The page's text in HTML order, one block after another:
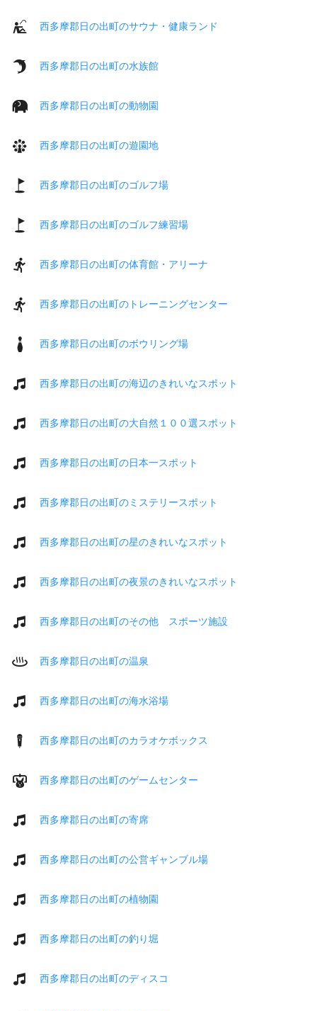
西多摩郡日の出町のサウナ・健康ランド
西多摩郡日の出町の水族館
西多摩郡日の出町の動物園
西多摩郡日の出町の遊園地
西多摩郡日の出町のゴルフ場
西多摩郡日の出町のゴルフ練習場
西多摩郡日の出町の体育館・アリーナ
西多摩郡日の出町のトレーニングセンター
西多摩郡日の出町のボウリング場
西多摩郡日の出町の海辺のきれいなスポット
西多摩郡日の出町の大自然１００選スポット
西多摩郡日の出町の日本一スポット
西多摩郡日の出町のミステリースポット
西多摩郡日の出町の星のきれいなスポット
西多摩郡日の出町の夜景のきれいなスポット
西多摩郡日の出町のその他 スポーツ施設
西多摩郡日の出町の温泉
西多摩郡日の出町の海水浴場
西多摩郡日の出町のカラオケボックス
西多摩郡日の出町のゲームセンター
西多摩郡日の出町の寄席
西多摩郡日の出町の公営ギャンブル場
西多摩郡日の出町の植物園
西多摩郡日の出町の釣り堀
西多摩郡日の出町のディスコ